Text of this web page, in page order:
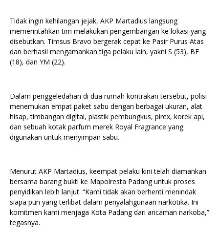
Tidak ingin kehilangan jejak, AKP Martadius langsung
memerintahkan tim melakukan pengembangan ke lokasi yang
disebutkan. Timsus Bravo bergerak cepat ke Pasir Purus Atas
dan berhasil mengamankan tiga pelaku lain, yakni S (53), BF
(18), dan YM (22).
Dalam penggeledahan di dua rumah kontrakan tersebut, polisi
menemukan empat paket sabu dengan berbagai ukuran, alat
hisap, timbangan digital, plastik pembungkus, pirex, korek api,
dan sebuah kotak parfum merek Royal Fragrance yang
digunakan untuk menyimpan sabu.
Menurut AKP Martadius, keempat pelaku kini telah diamankan
bersama barang bukti ke Mapolresta Padang untuk proses
penyidikan lebih lanjut. “Kami tidak akan berhenti menindak
siapa pun yang terlibat dalam penyalahgunaan narkotika. Ini
komitmen kami menjaga Kota Padang dari ancaman narkoba,”
tegasnya.